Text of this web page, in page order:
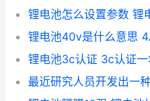
锂电池怎么设置参数 锂
锂电池40v是什么意思
锂电池3c认证 3c认证一
最近研究人员开发出一